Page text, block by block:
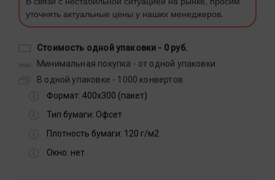
уточнять актуальные цены у наших менеджеров.
Стоимость одной упаковки - 0 руб.
Минимальная покупка - от одной упаковки.
В одной упаковке - 1000 конвертов.
Формат: 400х300 (пакет)
Тип бумаги: Офсет
Плотность бумаги: 120 г/м2
Окно: нет